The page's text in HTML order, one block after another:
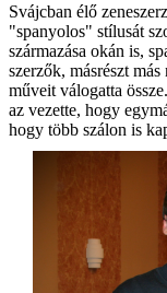
Svájcban élő
"spanyolos" stílusát
származása okán is,
szerzők, másrészt
műveit válogatta
az vezette, hogy
hogy több szálon is